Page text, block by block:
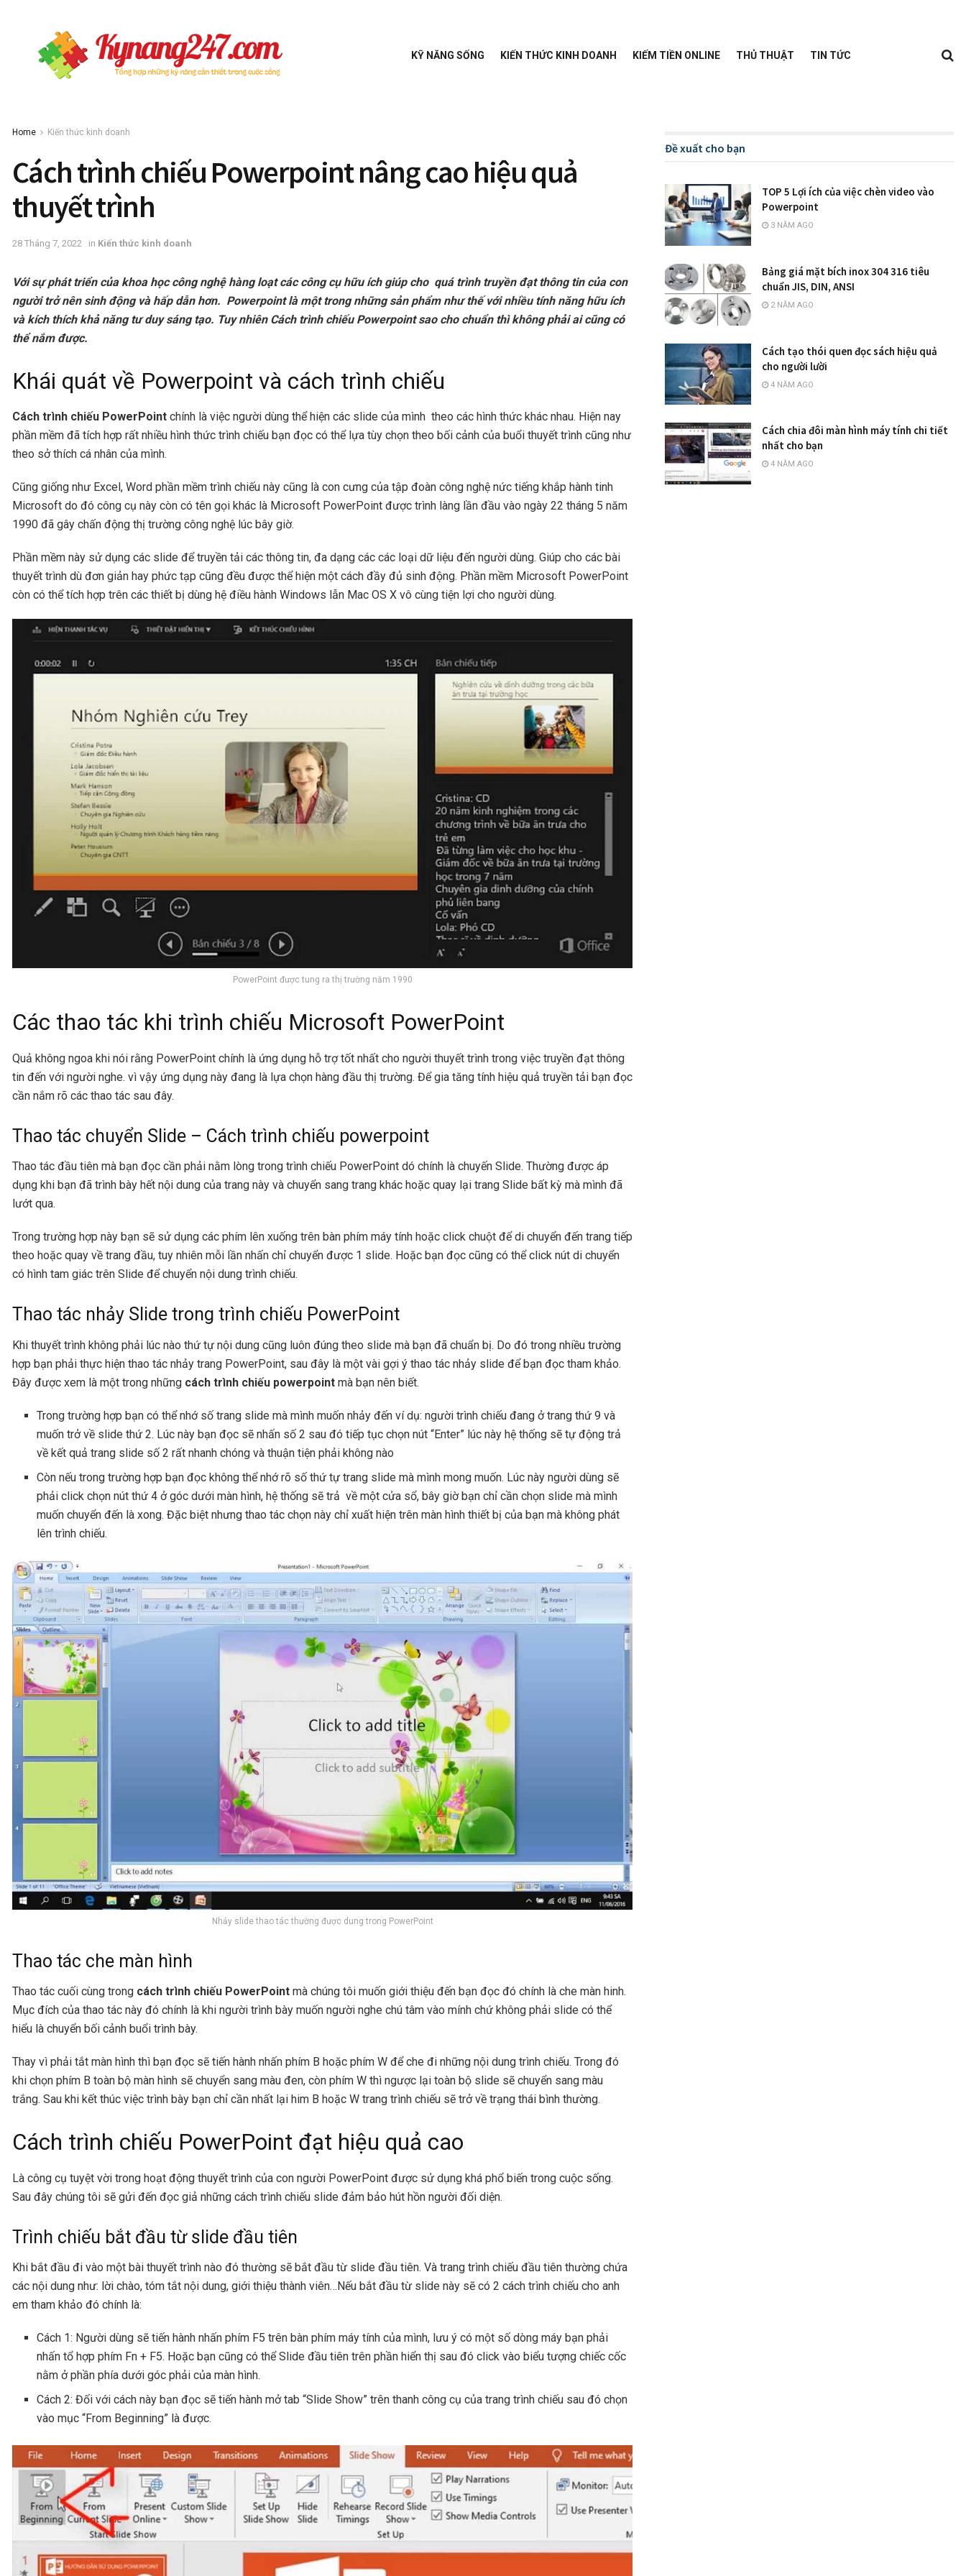
KỸ NĂNG SỐNG KIẾN THỨC KINH DOANH KIẾM TIỀN ONLINE THỦ THUẬT TIN TỨC
Home Kiến thức kinh doanh
Cách trình chiếu Powerpoint nâng cao hiệu quả
thuyết trình
28 Tháng 7, 2022 in Kiến thức kinh doanh
Với sự phát triển của khoa học công nghệ hàng loạt các công cụ hữu ích giúp cho quá trình truyền đạt thông tin của con
người trở nên sinh động và hấp dẫn hơn. Powerpoint là một trong những sản phẩm như thế với nhiều tính năng hữu ích
và kích thích khả năng tư duy sáng tạo. Tuy nhiên Cách trình chiếu Powerpoint sao cho chuẩn thì không phải ai cũng có
thể nắm được.
Khái quát về Powerpoint và cách trình chiếu
Cách trình chiếu PowerPoint chính là việc người dùng thể hiện các slide của mình theo các hình thức khác nhau. Hiện nay
phần mềm đã tích hợp rất nhiều hình thức trình chiếu bạn đọc có thể lựa tùy chọn theo bối cảnh của buổi thuyết trình cũng như
theo sở thích cá nhân của mình.
Cũng giống như Excel, Word phần mềm trình chiếu này cũng là con cưng của tập đoàn công nghệ nức tiếng khắp hành tinh
Microsoft do đó công cụ này còn có tên gọi khác là Microsoft PowerPoint được trình làng lần đầu vào ngày 22 tháng 5 năm
1990 đã gây chấn động thị trường công nghệ lúc bây giờ.
Phần mềm này sử dụng các slide để truyền tải các thông tin, đa dạng các các loại dữ liệu đến người dùng. Giúp cho các bài
thuyết trình dù đơn giản hay phức tạp cũng đều được thể hiện một cách đầy đủ sinh động. Phần mềm Microsoft PowerPoint
còn có thể tích hợp trên các thiết bị dùng hệ điều hành Windows lẫn Mac OS X vô cùng tiện lợi cho người dùng.
PowerPoint được tung ra thị trường năm 1990
Các thao tác khi trình chiếu Microsoft PowerPoint
Quả không ngoa khi nói rằng PowerPoint chính là ứng dụng hỗ trợ tốt nhất cho người thuyết trình trong việc truyền đạt thông
tin đến với người nghe. vì vậy ứng dụng này đang là lựa chọn hàng đầu thị trường. Để gia tăng tính hiệu quả truyền tải bạn đọc
cần nắm rõ các thao tác sau đây.
Thao tác chuyển Slide – Cách trình chiếu powerpoint
Thao tác đầu tiên mà bạn đọc cần phải nằm lòng trong trình chiếu PowerPoint dó chính là chuyến Slide. Thường được áp
dụng khi bạn đã trình bày hết nội dung của trang này và chuyển sang trang khác hoặc quay lại trang Slide bất kỳ mà mình đã
lướt qua.
Trong trường hợp này bạn sẽ sử dụng các phím lên xuống trên bàn phím máy tính hoặc click chuột để di chuyển đến trang tiếp
theo hoặc quay về trang đầu, tuy nhiên mỗi lần nhấn chỉ chuyển được 1 slide. Hoặc bạn đọc cũng có thể click nút di chuyển
có hình tam giác trên Slide để chuyển nội dung trình chiếu.
Thao tác nhảy Slide trong trình chiếu PowerPoint
Khi thuyết trình không phải lúc nào thứ tự nội dung cũng luôn đúng theo slide mà bạn đã chuẩn bị. Do đó trong nhiều trường
hợp bạn phải thực hiện thao tác nhảy trang PowerPoint, sau đây là một vài gợi ý thao tác nhảy slide để bạn đọc tham khảo.
Đây được xem là một trong những cách trình chiếu powerpoint mà bạn nên biết.
Trong trường hợp bạn có thể nhớ số trang slide mà mình muốn nhảy đến ví dụ: người trình chiếu đang ở trang thứ 9 và
muốn trở về slide thứ 2. Lúc này bạn đọc sẽ nhấn số 2 sau đó tiếp tục chọn nút “Enter” lúc này hệ thống sẽ tự động trả
về kết quả trang slide số 2 rất nhanh chóng và thuận tiện phải không nào
Còn nếu trong trường hợp bạn đọc không thể nhớ rõ số thứ tự trang slide mà mình mong muốn. Lúc này người dùng sẽ
phải click chọn nút thứ 4 ở góc dưới màn hình, hệ thống sẽ trả về một cửa sổ, bây giờ bạn chỉ cần chọn slide mà mình
muốn chuyển đến là xong. Đặc biệt nhưng thao tác chọn này chỉ xuất hiện trên màn hình thiết bị của bạn mà không phát
lên trình chiếu.
Nhảy slide thao tác thường được dung trong PowerPoint
Thao tác che màn hình
Thao tác cuối cùng trong cách trình chiếu PowerPoint mà chúng tôi muốn giới thiệu đến bạn đọc đó chính là che màn hinh.
Mục đích của thao tác này đó chính là khi người trình bày muốn người nghe chú tâm vào mính chứ không phải slide có thể
hiểu là chuyển bối cảnh buổi trình bày.
Thay vì phải tắt màn hình thì bạn đọc sẽ tiến hành nhấn phím B hoặc phím W để che đi những nội dung trình chiếu. Trong đó
khi chọn phím B toàn bộ màn hình sẽ chuyển sang màu đen, còn phím W thì ngược lại toàn bộ slide sẽ chuyển sang màu
trắng. Sau khi kết thúc việc trình bày bạn chỉ cần nhất lại him B hoặc W trang trình chiếu sẽ trở về trạng thái bình thường.
Cách trình chiếu PowerPoint đạt hiệu quả cao
Là công cụ tuyệt vời trong hoạt động thuyết trình của con người PowerPoint được sử dụng khá phổ biến trong cuộc sống.
Sau đây chúng tôi sẽ gửi đến đọc giả những cách trình chiếu slide đảm bảo hút hồn người đối diện.
Trình chiếu bắt đầu từ slide đầu tiên
Khi bắt đầu đi vào một bài thuyết trình nào đó thường sẽ bắt đầu từ slide đầu tiên. Và trang trình chiếu đầu tiên thường chứa
các nội dung như: lời chào, tóm tắt nội dung, giới thiệu thành viên…Nếu bắt đầu từ slide này sẽ có 2 cách trình chiếu cho anh
em tham khảo đó chính là:
Cách 1: Người dùng sẽ tiến hành nhấn phím F5 trên bàn phím máy tính của mình, lưu ý có một số dòng máy bạn phải
nhấn tổ hợp phím Fn + F5. Hoặc bạn cũng có thể Slide đầu tiên trên phần hiển thị sau đó click vào biểu tượng chiếc cốc
nằm ở phần phía dưới góc phải của màn hình.
Cách 2: Đối với cách này bạn đọc sẽ tiến hành mở tab “Slide Show” trên thanh công cụ của trang trình chiếu sau đó chọn
vào mục “From Beginning” là được.
Đề xuất cho bạn
TOP 5 Lợi ích của việc chèn video vào
Powerpoint
3 NĂM AGO
Bảng giá mặt bích inox 304 316 tiêu
chuẩn JIS, DIN, ANSI
2 NĂM AGO
Cách tạo thói quen đọc sách hiệu quả
cho người lười
4 NĂM AGO
Cách chia đôi màn hình máy tính chi tiết
nhất cho bạn
4 NĂM AGO